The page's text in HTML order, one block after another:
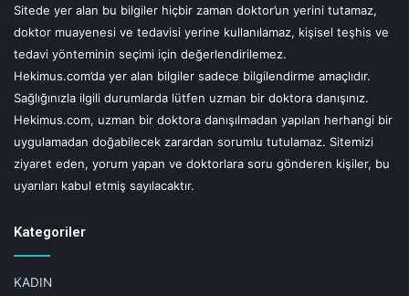
Saadet Aybeniz Yıldırım: “Özkontrol becerisi küçük
yaşlardan itibaren kazandırılmalı”
Uzman Klinik Psikolog Saadet Aybeniz Yıldırım ise ailelere
çocuklarına küçük yaşlardan itibaren sınır-seçenek ilkesine
noktaya kadar seçenek sunmak ve o noktaları sınırlayıp
alternatif sağlamanın çocuğun özkontol becerisini
geliştirdiğini belirterek ödül-ceza sisteminin çok etkili bir
Sitede yer alan bu bilgiler hiçbir zaman doktor’un yerini tutamaz,
doktor muayenesi ve tedavisi yerine kullanılamaz, kişisel teşhis ve
tedavi yönteminin seçimi için değerlendirilemez.
Hekimus.com’da yer alan bilgiler sadece bilgilendirme amaçlıdır.
Sağlığınızla ilgili durumlarda lütfen uzman bir doktora danışınız.
Hekimus.com, uzman bir doktora danışılmadan yapılan herhangi bir
uygulamadan doğabilecek zarardan sorumlu tutulamaz. Sitemizi
ziyaret eden, yorum yapan ve doktorlara soru gönderen kişiler, bu
uyarıları kabul etmiş sayılacaktır.
Kategoriler
KADIN